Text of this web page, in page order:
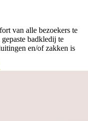
van alle bezoekers te
badkledij te
en/of zakken is